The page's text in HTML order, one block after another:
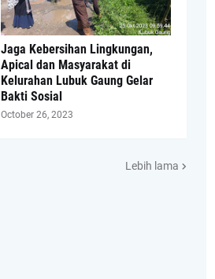
Jaga Kebersihan Lingkungan,
Apical dan Masyarakat di
Kelurahan Lubuk Gaung Gelar
Bakti Sosial
October 26, 2023
Lebih lama